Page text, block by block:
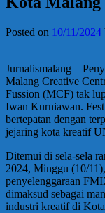
Posted on 10/11/2024
Jurnalismalang –
Malang Creative
Fussion (MCF) tak
Iwan Kurniawan.
bertepatan dengan
jejaring kota kreatif
Ditemui di sela-sela
2024, Minggu (10/
penyelenggaraan
dimaksud sebagai
industri kreatif di